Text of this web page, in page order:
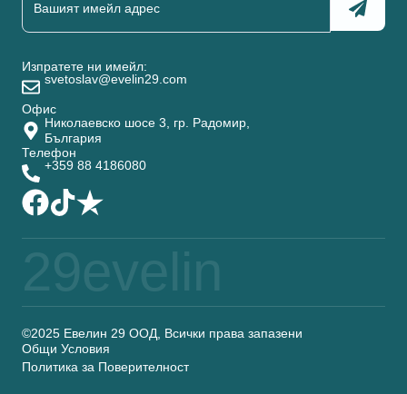
Изпратете ни имейл:
svetoslav@evelin29.com
Офис
Николаевско шосе 3, гр. Радомир,
България
Телефон
+359 88 4186080
©2025 Евелин 29 ООД, Всички права запазени
Общи Условия
Политика за Поверителност